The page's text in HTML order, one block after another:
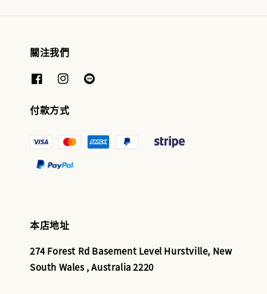
關注我們
付款方式
本店地址
274 Forest Rd Basement Level Hurstville, New
South Wales , Australia 2220